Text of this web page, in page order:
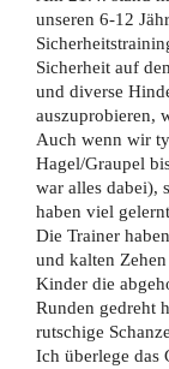
unseren 6-12
Sicherheit auf
und diverse
auszuprobieren,
Auch wenn wir
Hagel/Graupel
war alles dabei),
haben viel
Die Trainer
und kalten
Kinder die
Runden gedreht
rutschige
Ich überlege das